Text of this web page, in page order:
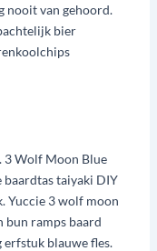
nooit van gehoord.
bier
3 Wolf Moon Blue
baardtas taiyaki DIY
Yuccie 3 wolf moon
bun ramps baard
erfstuk blauwe fles.